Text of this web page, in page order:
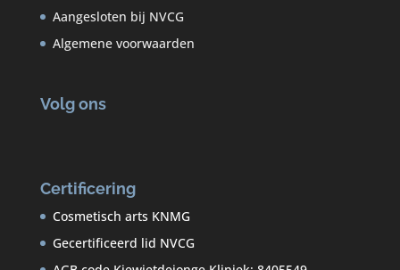
Aangesloten bij NVCG
Algemene voorwaarden
Volg ons
Certificering
Cosmetisch arts KNMG
Gecertificeerd lid NVCG